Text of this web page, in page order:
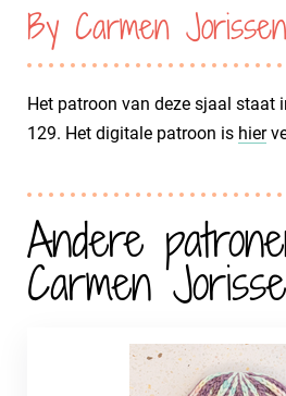
By Carmen Jorissen
Het patroon van deze sjaal staat
129. Het digitale patroon is hier
Andere
Carmen